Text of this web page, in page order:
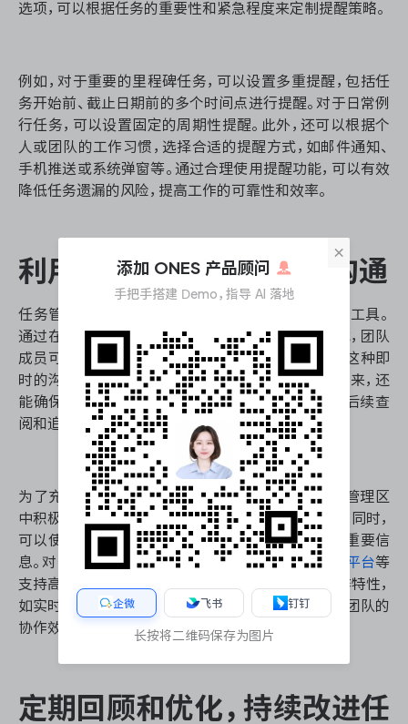
选项，可以根据任务的重要性和紧急程度来定制提醒策略。
例如，对于重要的里程碑任务，可以设置多重提醒，包括任
务开始前、截止日期前的多个时间点进行提醒。对于日常例
行任务，可以设置固定的周期性提醒。此外，还可以根据个
人或团队的工作习惯，选择合适的提醒方式，如邮件通知、
手机推送或系统弹窗等。通过合理使用提醒功能，可以有效
降低任务遗漏的风险，提高工作的可靠性和效率。
利用协作功能，促进团队沟通
任务管理区的协作功能是提升团队工作效率的重要工具。
通过在任务中添加评论、上传文件、分享信息等方式，团队
成员可以实时交流任务进展，解决问题，共享资源。这种即
时的沟通方式不仅可以减少不必要的会议和邮件往来，还
能确保所有相关信息都集中在任务上下文中，便于后续查
阅和追踪。
为了充分利用协作功能，可以鼓励团队成员在任务管理区
中积极参与讨论，及时更新任务状态，分享工作成果。同时，
可以使用@提及功能来确保特定人员能够及时看到重要信
息。对于复杂的项目，可以考虑使用
ONES研发管理平台等
支持高级协作功能的工具，它提供了丰富的团队协作特性，
如实时文档协作、工作流自动化等，能够进一步提升团队的
协作效率。
定期回顾和优化，持续改进任
×
添加 ONES 产品顾问
手把手搭建 Demo，指导 AI 落地
企微 飞书 钉钉
长按将二维码保存为图片